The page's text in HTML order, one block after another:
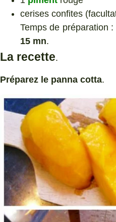
cerises confites
Temps de préparation :
15 mn.
La recette.
Préparez le panna cotta.